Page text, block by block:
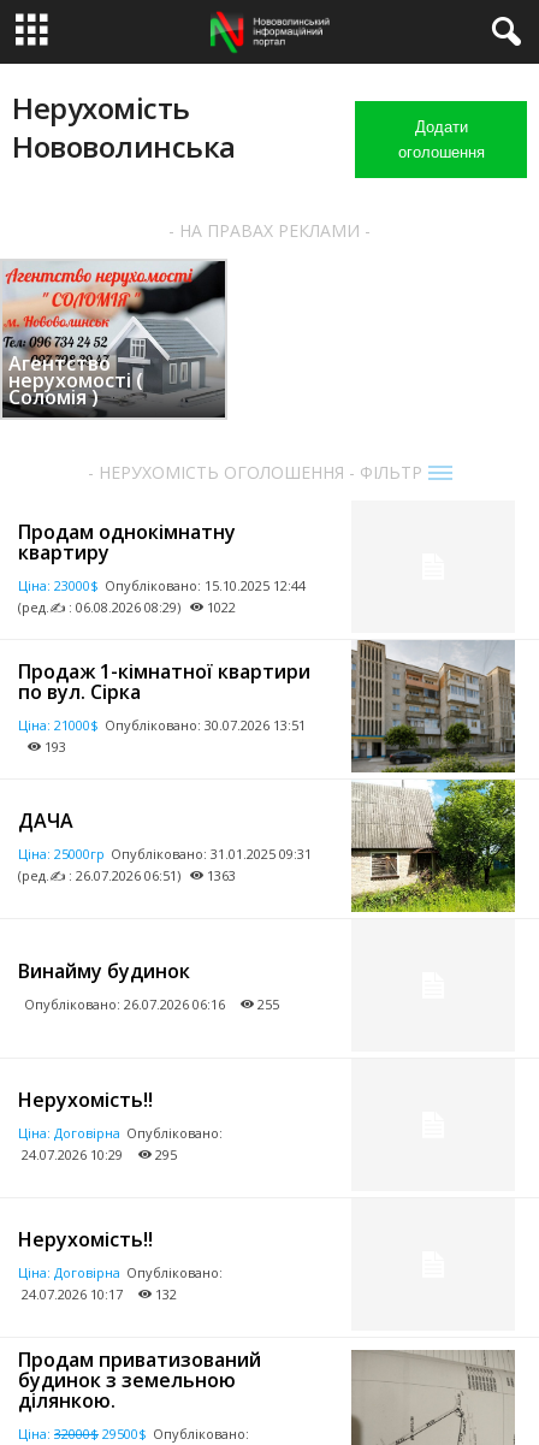
Нерухомість
Нововолинська
Додати
оголошення
- НА ПРАВАХ РЕКЛАМИ -
Агентство
нерухомості (
Соломія )
- НЕРУХОМІСТЬ ОГОЛОШЕННЯ - ФІЛЬТР
Продам однокімнатну
квартиру
Ціна: 23000$ Опубліковано: 15.10.2025 12:44
(ред.✍ : 06.08.2026 08:29)
1022
Продаж 1-кімнатної квартири
по вул. Сірка
Ціна: 21000$ Опубліковано: 30.07.2026 13:51
193
ДАЧА
Ціна: 25000гр Опубліковано: 31.01.2025 09:31
(ред.✍ : 26.07.2026 06:51)
1363
Винайму будинок
Опубліковано: 26.07.2026 06:16 255
Нерухомість!!
Ціна: Договірна Опубліковано:
24.07.2026 10:29
295
Нерухомість!!
Ціна: Договірна Опубліковано:
24.07.2026 10:17
132
Продам приватизований
будинок з земельною
ділянкою.
Ціна: 32000$ 29500$ Опубліковано: